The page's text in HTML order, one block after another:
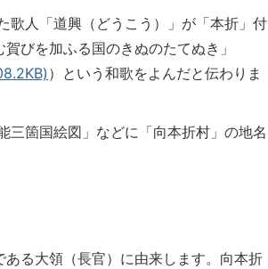
歌人「道興（どうこう）」が「本折」付
びを加ふる国のきぬのたてぬき」
）という和歌をよんだと伝わりま
三箇国絵図」などに「向本折村」の地名
ある大領（長官）に由来します。向本折